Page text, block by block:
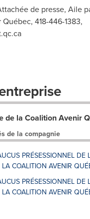
de presse, Aile
418-446-1383,
de la Coalition Avenir
de la compagnie
PRÉSESSIONNEL DE
LA COALITION AVENIR
PRÉSESSIONNEL DE
LA COALITION AVENIR